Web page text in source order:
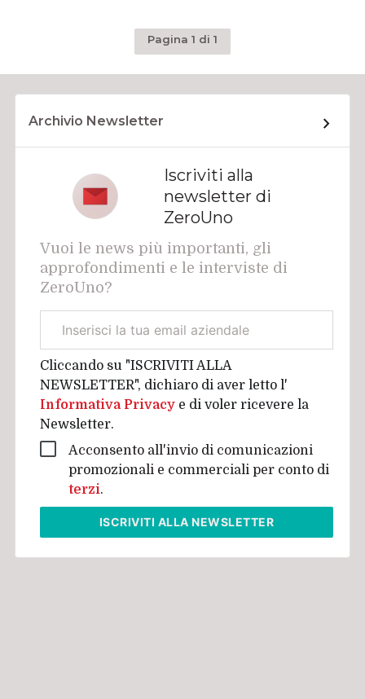
Pagina 1 di 1
Archivio Newsletter
Iscriviti alla
newsletter di
ZeroUno
Vuoi le news più importanti, gli
approfondimenti e le interviste di
ZeroUno?
aziendale
Cliccando su "ISCRIVITI ALLA
NEWSLETTER", dichiaro di aver letto l'
Informativa Privacy e di voler ricevere la
Newsletter.
Acconsento all'invio di comunicazioni
promozionali e commerciali per conto di
terzi.
ISCRIVITI ALLA NEWSLETTER